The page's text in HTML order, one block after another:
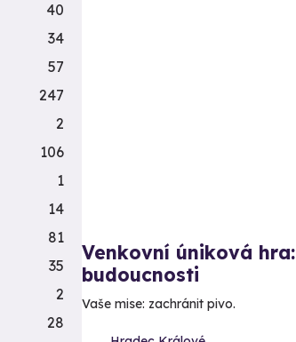
Venkovní úniková
budoucnosti
Vaše mise: zachránit pivo.
40
34
57
247
2
106
1
14
81
35
2
28